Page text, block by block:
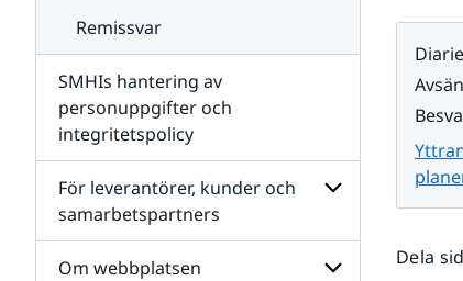
Remissvar
SMHIs hantering av
personuppgifter och
integritetspolicy
För leverantörer, kunder och
samarbetspartners
Undersidor
för
Om webbplatsen Dela